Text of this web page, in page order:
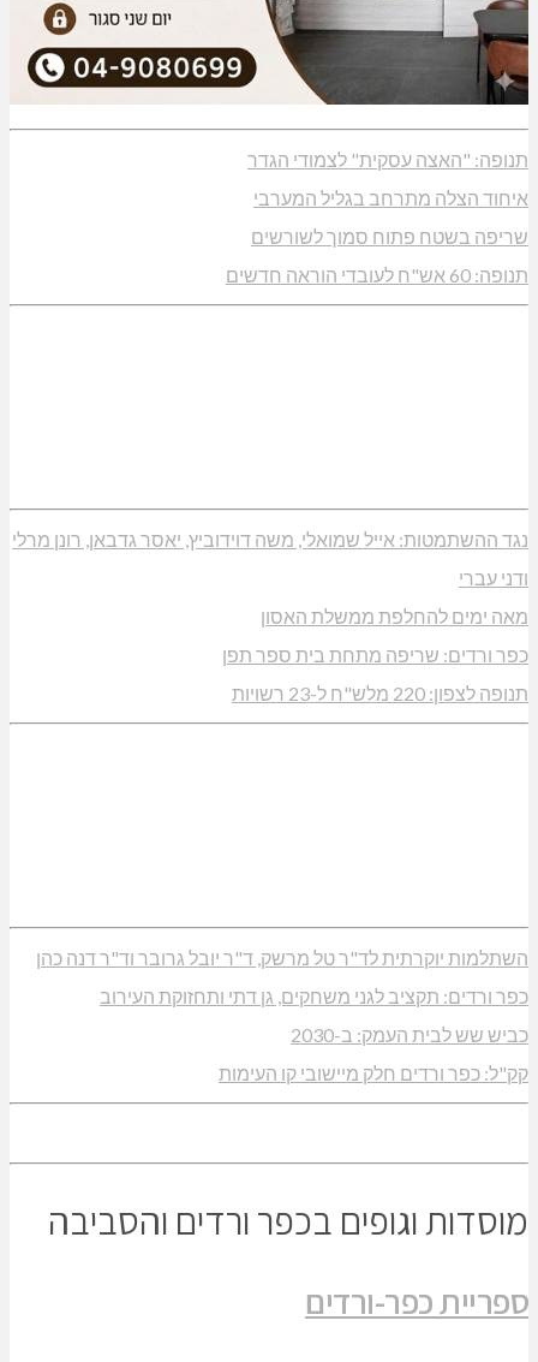
תנופה: "האצה עסקית" לצמודי הגדר
איחוד הצלה מתרחב בגליל המערבי
שריפה בשטח פתוח סמוך לשורשים
תנופה: 60 אש"ח לעובדי הוראה חדשים
נגד ההשתמטות: אייל שמואלי, משה דוידוביץ, יאסר גדבאן, רונן מרלי
ודני עברי
מאה ימים להחלפת ממשלת האסון
כפר ורדים: שריפה מתחת בית ספר תפן
תנופה לצפון: 220 מלש"ח ל-23 רשויות
השתלמות יוקרתית לד"ר טל מרשק, ד"ר יובל גרובר וד"ר דנה כהן
כפר ורדים: תקציב לגני משחקים, גן דתי ותחזוקת העירוב
כביש שש לבית העמק: ב-2030
קק"ל: כפר ורדים חלק מיישובי קו העימות
מוסדות וגופים בכפר ורדים והסביבה
ספריית כפר-ורדים